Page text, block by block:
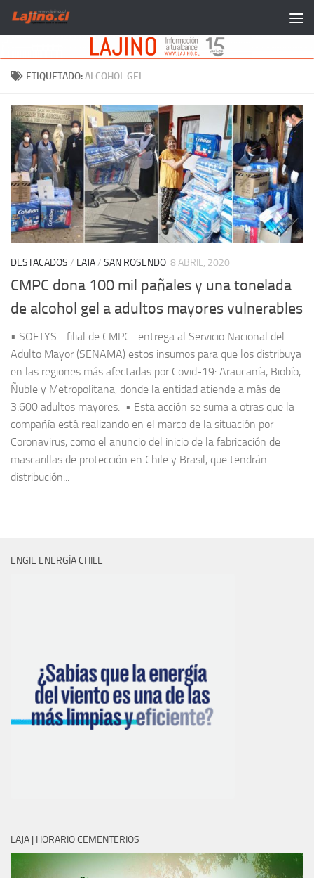
Saltar al contenido
ETIQUETADO:ALCOHOL GEL
DESTACADOS / LAJA/ SAN ROSENDO 8 ABRIL, 2020
CMPC dona 100 mil pañales y una tonelada
de alcohol gel a adultos mayores vulnerables
• SOFTYS –filial de CMPC- entrega al Servicio Nacional del
Adulto Mayor (SENAMA) estos insumos para que los distribuya
en las regiones más afectadas por Covid-19: Araucanía, Biobío,
Ñuble y Metropolitana, donde la entidad atiende a más de
3.600 adultos mayores. • Esta acción se suma a otras que la
compañía está realizando en el marco de la situación por
Coronavirus, como el anuncio del inicio de la fabricación de
mascarillas de protección en Chile y Brasil, que tendrán
distribución...
ENGIE ENERGÍA CHILE
LAJA | HORARIO CEMENTERIOS